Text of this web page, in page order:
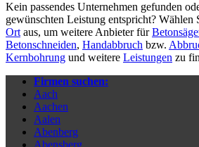
Kein passendes Unternehmen gefunden
gewünschten Leistung entspricht? Wählen
Ort aus, um weitere Anbieter für
Betonschneiden, Handabbruch bzw.
Kernbohrung und weitere Leistungen zu
Firmen suchen:
Aach
Aachen
Aalen
Abenberg